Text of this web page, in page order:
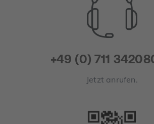
+49 (0) 711
Jetzt anrufen.